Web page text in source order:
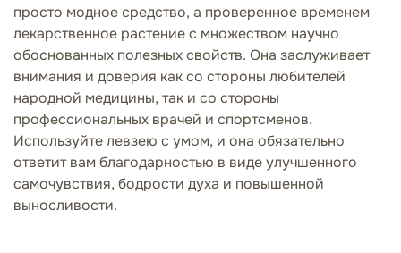
просто модное средство, а проверенное временем
лекарственное растение с множеством научно
обоснованных полезных свойств. Она заслуживает
внимания и доверия как со стороны любителей
народной медицины, так и со стороны
профессиональных врачей и спортсменов.
Используйте левзею с умом, и она обязательно
ответит вам благодарностью в виде улучшенного
самочувствия, бодрости духа и повышенной
выносливости.